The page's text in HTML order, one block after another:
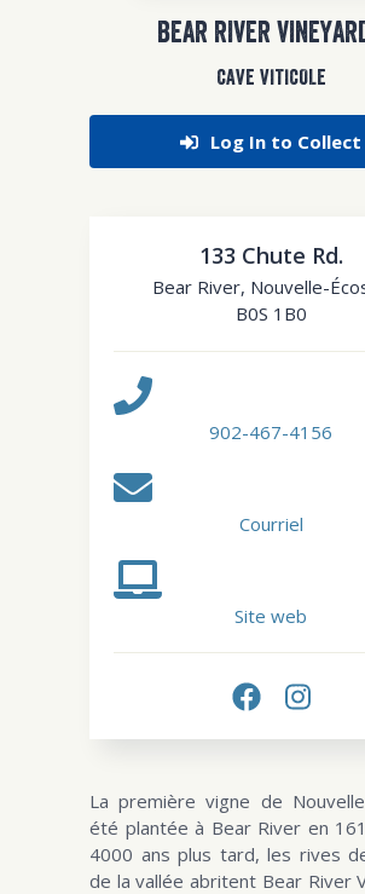
BEAR RIVER
CAVE VITICOLE
Log In to Collect
133 Chute Rd.
Bear River, Nouvelle-
B0S 1B0
902-467-4156
Courriel
Site web
La première vigne de
été plantée à Bear River en
4000 ans plus tard, les rives
de la vallée abritent Bear River